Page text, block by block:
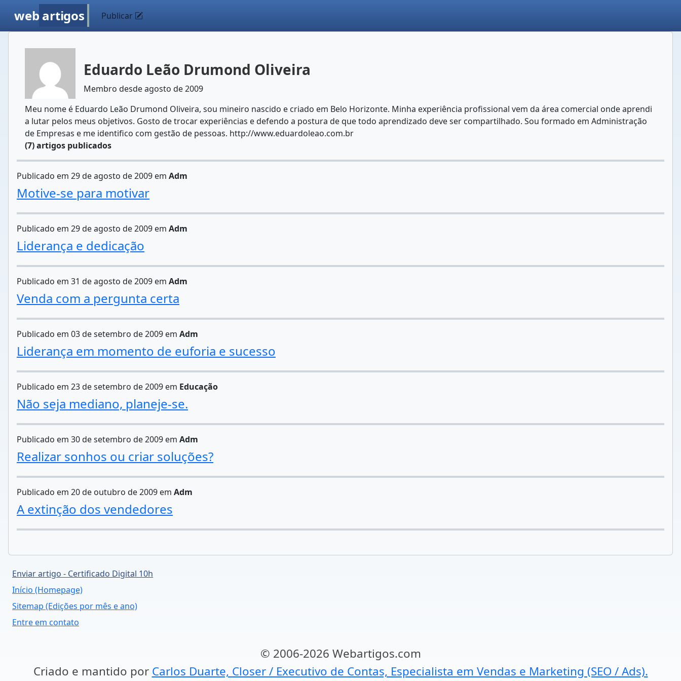
web artigos Publicar
Eduardo Leão Drumond Oliveira
Membro desde agosto de 2009
Meu nome é Eduardo Leão Drumond Oliveira, sou mineiro nascido e criado em Belo Horizonte. Minha experiência profissional vem da área comercial onde aprendi
a lutar pelos meus objetivos. Gosto de trocar experiências e defendo a postura de que todo aprendizado deve ser compartilhado. Sou formado em Administração
de Empresas e me identifico com gestão de pessoas. http://www.eduardoleao.com.br
(7) artigos publicados
Publicado em 29 de agosto de 2009 em Adm
Motive-se para motivar
Publicado em 29 de agosto de 2009 em Adm
Liderança e dedicação
Publicado em 31 de agosto de 2009 em Adm
Venda com a pergunta certa
Publicado em 03 de setembro de 2009 em Adm
Liderança em momento de euforia e sucesso
Publicado em 23 de setembro de 2009 em Educação
Não seja mediano, planeje-se.
Publicado em 30 de setembro de 2009 em Adm
Realizar sonhos ou criar soluções?
Publicado em 20 de outubro de 2009 em Adm
A extinção dos vendedores
Enviar artigo - Certificado Digital 10h
Início (Homepage)
Sitemap (Edições por mês e ano)
Entre em contato
© 2006-2026 Webartigos.com
Criado e mantido por Carlos Duarte, Closer / Executivo de Contas, Especialista em Vendas e Marketing (SEO / Ads).